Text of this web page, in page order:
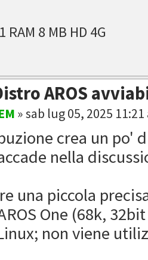
RAM 8 MB HD 4G
AROS
» sab lug 05, 2025
crea un po'
nella
una piccola
One (68k,
non viene